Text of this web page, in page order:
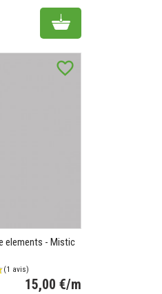
Add to cart
favorite_border
elements - Mistic
15,00 €/m